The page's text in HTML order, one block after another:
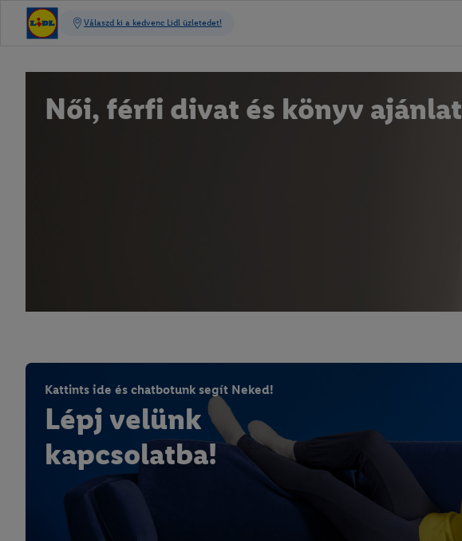
Női, férfi divat és könyv ajánlat
Kattints ide és chatbotunk segít Neked!
Lépj velünk
kapcsolatba!